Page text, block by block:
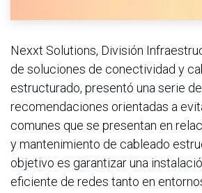
Nexxt Solutions, División
de soluciones de conectividad y
estructurado, presentó una serie de
recomendaciones orientadas a
comunes que se presentan en
y mantenimiento de cableado
objetivo es garantizar una
eficiente de redes tanto en